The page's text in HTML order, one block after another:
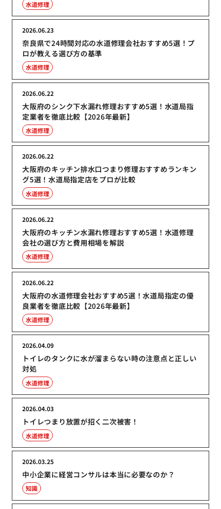
水道修理
奈良県で24時間対応の水道修理会社おすすめ5選！プ
ロが教える選び方の基準
2026.06.23
水道修理
大阪府のシンク下水漏れ修理おすすめ5選！水道局指
定業者を徹底比較【2026年最新】
2026.06.22
水道修理
大阪府のキッチン排水口つまり修理おすすめランキン
グ5選！水道局指定店をプロが比較
2026.06.22
水道修理
大阪府のキッチン水漏れ修理おすすめ5選！水道修理
会社の選び方と費用相場を解説
2026.06.22
水道修理
大阪府の水道修理会社おすすめ5選！水道局指定の優
良業者を徹底比較【2026年最新】
2026.06.22
水道修理
トイレのタンクに水が溜まらない時の注意点と正しい
対処
2026.04.09
水道修理
トイレつまり放置が招く二次被害！
2026.04.03
水道修理
中小企業に経営コンサルは本当に必要なのか？
2026.03.25
知識